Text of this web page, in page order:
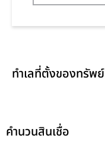
ทำเลที่ตั้งของทรัพย์
คำนวนสินเชื่อ